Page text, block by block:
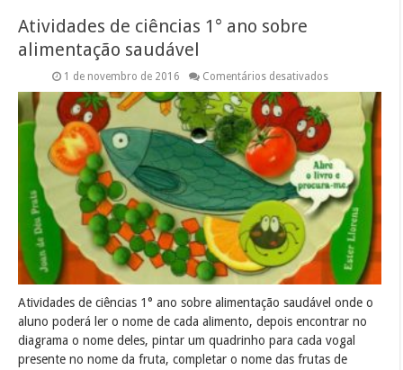
Atividades de ciências 1° ano sobre
alimentação saudável
1 de novembro de 2016 Comentários desativadosem
ciências
1°
ano
alimentação
saudável
Atividades de ciências 1° ano sobre alimentação saudável onde o
aluno poderá ler o nome de cada alimento, depois encontrar no
diagrama o nome deles, pintar um quadrinho para cada vogal
presente no nome da fruta, completar o nome das frutas de